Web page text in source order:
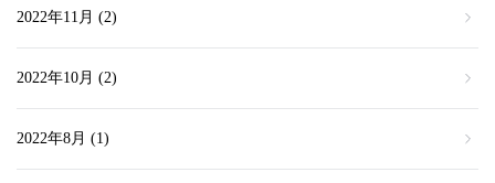
2022年11月 (2)
2022年10月 (2)
2022年8月 (1)